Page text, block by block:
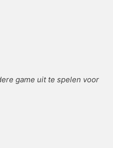
game uit te spelen voor